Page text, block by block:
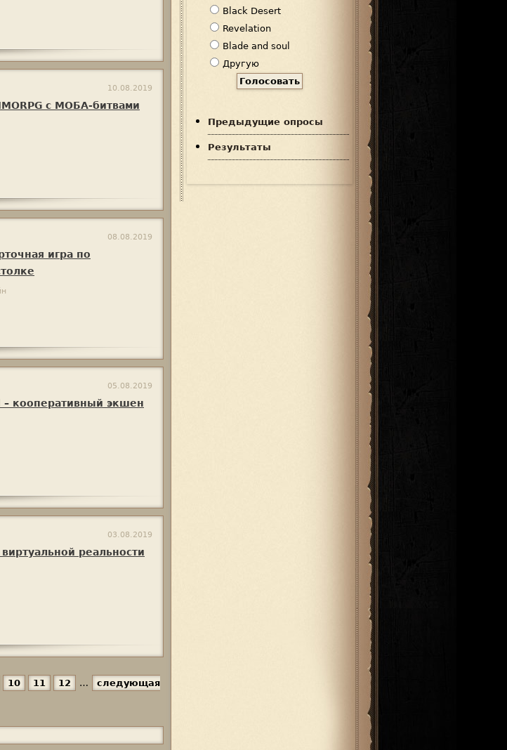
10.08.2019
с МОБА-битвами
08.08.2019
игра по
05.08.2019
кооперативный экшен
03.08.2019
реальности
10 11 12 …
следующая
а
н
т
ы
Black Desert
Revelation
Blade and soul
Другую
Предыдущие опросы
Результаты